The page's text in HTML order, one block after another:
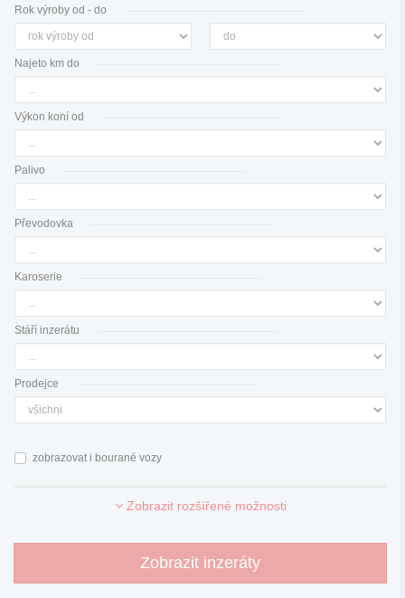
Rok výroby od - do
Najeto km do
Výkon koní od
Palivo
Převodovka
Karoserie
Stáří inzerátu
Prodejce
zobrazovat i bourané vozy
Zobrazit rozšířené možnosti
Zobrazit inzeráty